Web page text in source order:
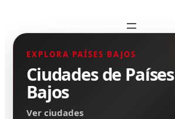
EXPLORA PAÍSES BAJOS
Ciudades de Países
Bajos
Ver ciudades